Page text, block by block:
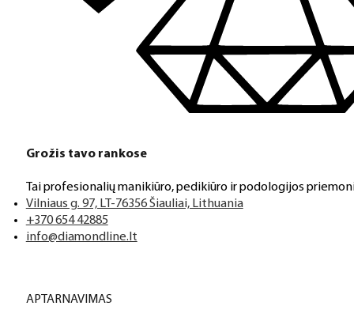
Grožis tavo rankose
Tai profesionalių manikiūro, pedikiūro ir podologijos
Vilniaus g. 97, LT-76356 Šiauliai, Lithuania
+370 654 42885
info@diamondline.lt
APTARNAVIMAS